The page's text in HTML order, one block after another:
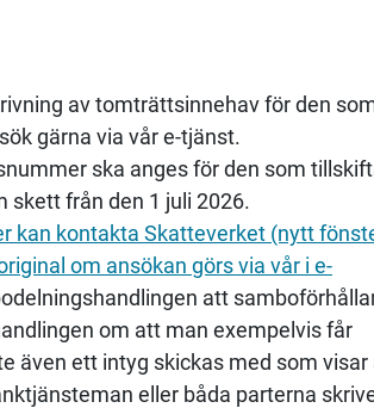
av tomträttsinnehav för den
gärna via vår e-tjänst.
ska anges för den som
skett från den 1 juli 2026.
kan kontakta Skatteverket (nytt
om ansökan görs via vår i e-
att
om att man exempelvis får
även ett intyg skickas med som visar
eller båda parterna